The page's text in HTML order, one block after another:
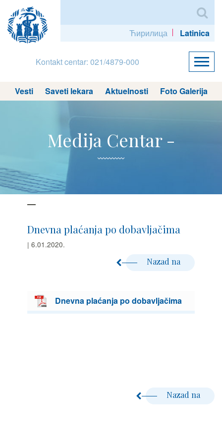
Ћирилица Latinica
Kontakt centar: 021/4879-000
Vesti Saveti lekara Aktuelnosti Foto Galerija
Medija Centar -
Dnevna plaćanja po dobavljačima
| 6.01.2020.
Nazad na
Dnevna plaćanja po dobavljačima
Nazad na